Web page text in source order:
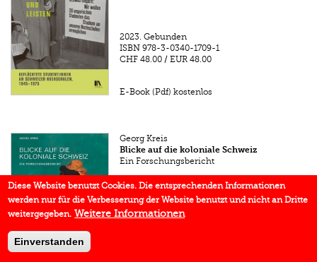
2023. Gebunden
ISBN 978-3-0340-1709-1
CHF 48.00 /EUR 48.00
E-Book (Pdf) kostenlos
Georg Kreis
Blicke auf die koloniale Schweiz
Ein Forschungsbericht
2023. Gebunden
ISBN 978-3-0340-1717-6
CHF 38.00/EUR 38.00
Diese Website benutzt Cookies. Die entsprechenden Informationen
werden nur für die Verbesserung der Website benutzt und nicht an Dritte
weitergegeben. Weitere Informationen
Einverstanden